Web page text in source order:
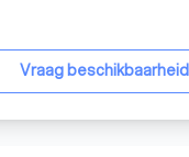
Vraag beschikbaarheid